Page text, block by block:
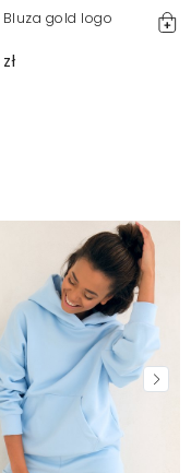
gold logo